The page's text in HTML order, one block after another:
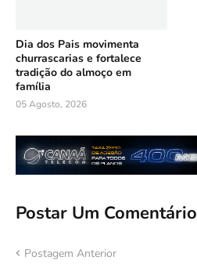
Dia dos Pais movimenta
churrascarias e fortalece
tradição do almoço em
família
05 Agosto, 2026
Postar Um Comentário
Postagem Anterior